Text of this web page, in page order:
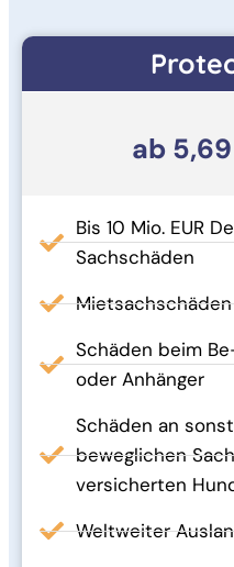
ab
Bis 10 Mio. EUR
Sachschäden
Mietsachschäden
Schäden beim
oder Anhänger
Schäden an
beweglichen
versicherten
Weltweiter